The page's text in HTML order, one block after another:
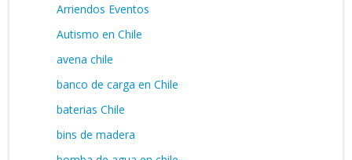
Arriendos Eventos
Autismo en Chile
avena chile
banco de carga en Chile
baterias Chile
bins de madera